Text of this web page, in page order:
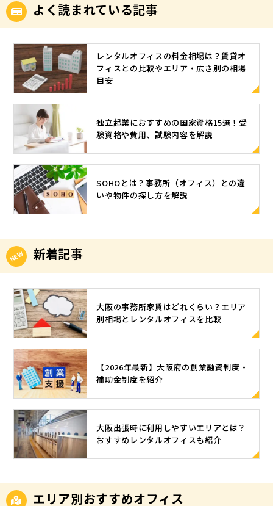
よく読まれている記事
レンタルオフィスの料金相場は？賃貸オ
フィスとの比較やエリア・広さ別の相場
目安
独立起業におすすめの国家資格15選！受
験資格や費用、試験内容を解説
SOHOとは？事務所（オフィス）との違
いや物件の探し方を解説
新着記事
大阪の事務所家賃はどれくらい？エリア
別相場とレンタルオフィスを比較
【2026年最新】大阪府の創業融資制度・
補助金制度を紹介
大阪出張時に利用しやすいエリアとは？
おすすめレンタルオフィスも紹介
エリア別おすすめオフィス